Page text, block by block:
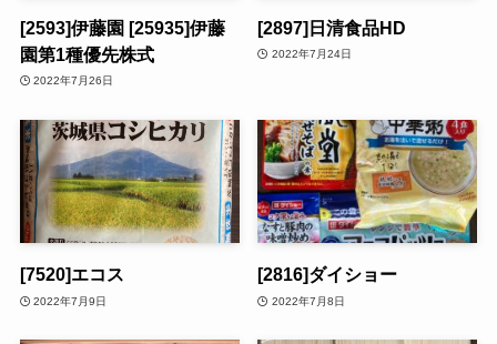
[2593]伊藤園 [25935]伊藤
園第1種優先株式
2022年7月26日
[2897]日清食品HD
2022年7月24日
[7520]エコス
2022年7月9日
[2816]ダイショー
2022年7月8日